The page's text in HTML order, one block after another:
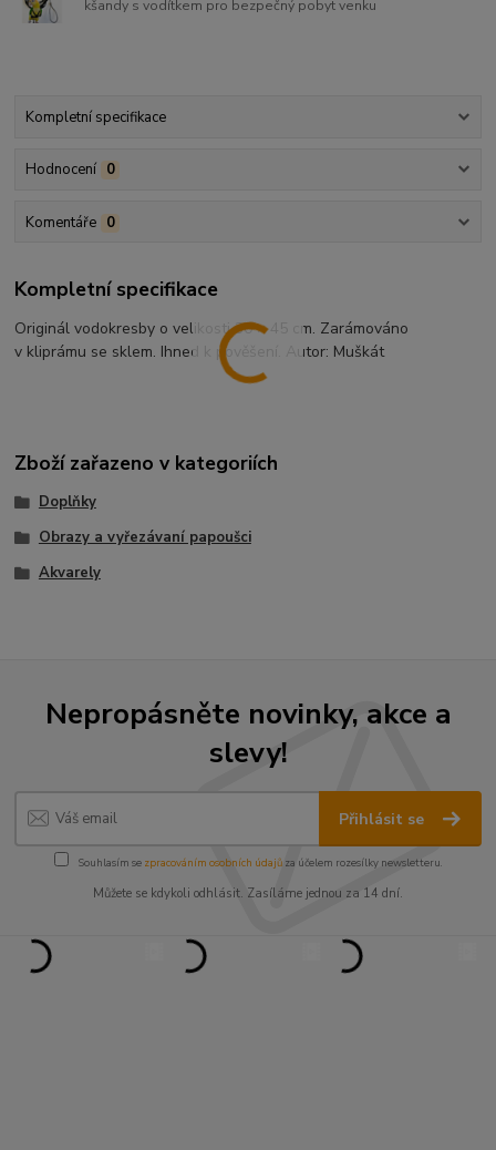
kšandy s vodítkem pro bezpečný pobyt venku
Kompletní specifikace
Hodnocení 0
Komentáře 0
Kompletní specifikace
Originál vodokresby o velikosti 30 × 45 cm. Zarámováno
v kliprámu se sklem. Ihned k pověšení. Autor: Muškát
Zboží zařazeno v kategoriích
Doplňky
Obrazy a vyřezávaní papoušci
Akvarely
Nepropásněte novinky, akce a
slevy!
Přihlásit se
Souhlasím se zpracováním osobních údajůza účelem rozesílky newsletteru.
Můžete se kdykoli odhlásit. Zasíláme jednou za 14 dní.